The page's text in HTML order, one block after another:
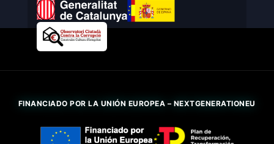
FINANCIADO POR LA UNIÓN EUROPEA – NEXTGENERATIONEU